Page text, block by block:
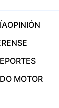
OPINIÓN
MOTOR